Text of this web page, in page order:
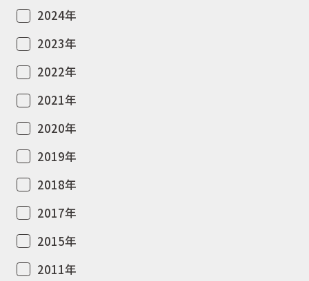
2024年
2023年
2022年
2021年
2020年
2019年
2018年
2017年
2015年
2011年